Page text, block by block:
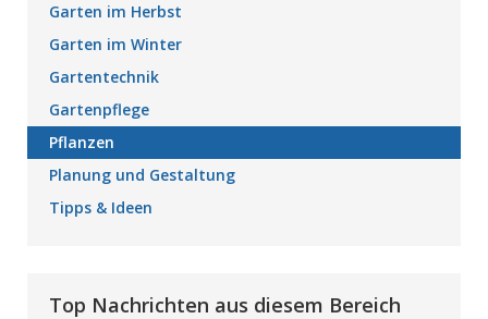
Garten im Herbst
Garten im Winter
Gartentechnik
Gartenpflege
Pflanzen
Planung und Gestaltung
Tipps & Ideen
Top Nachrichten aus diesem Bereich